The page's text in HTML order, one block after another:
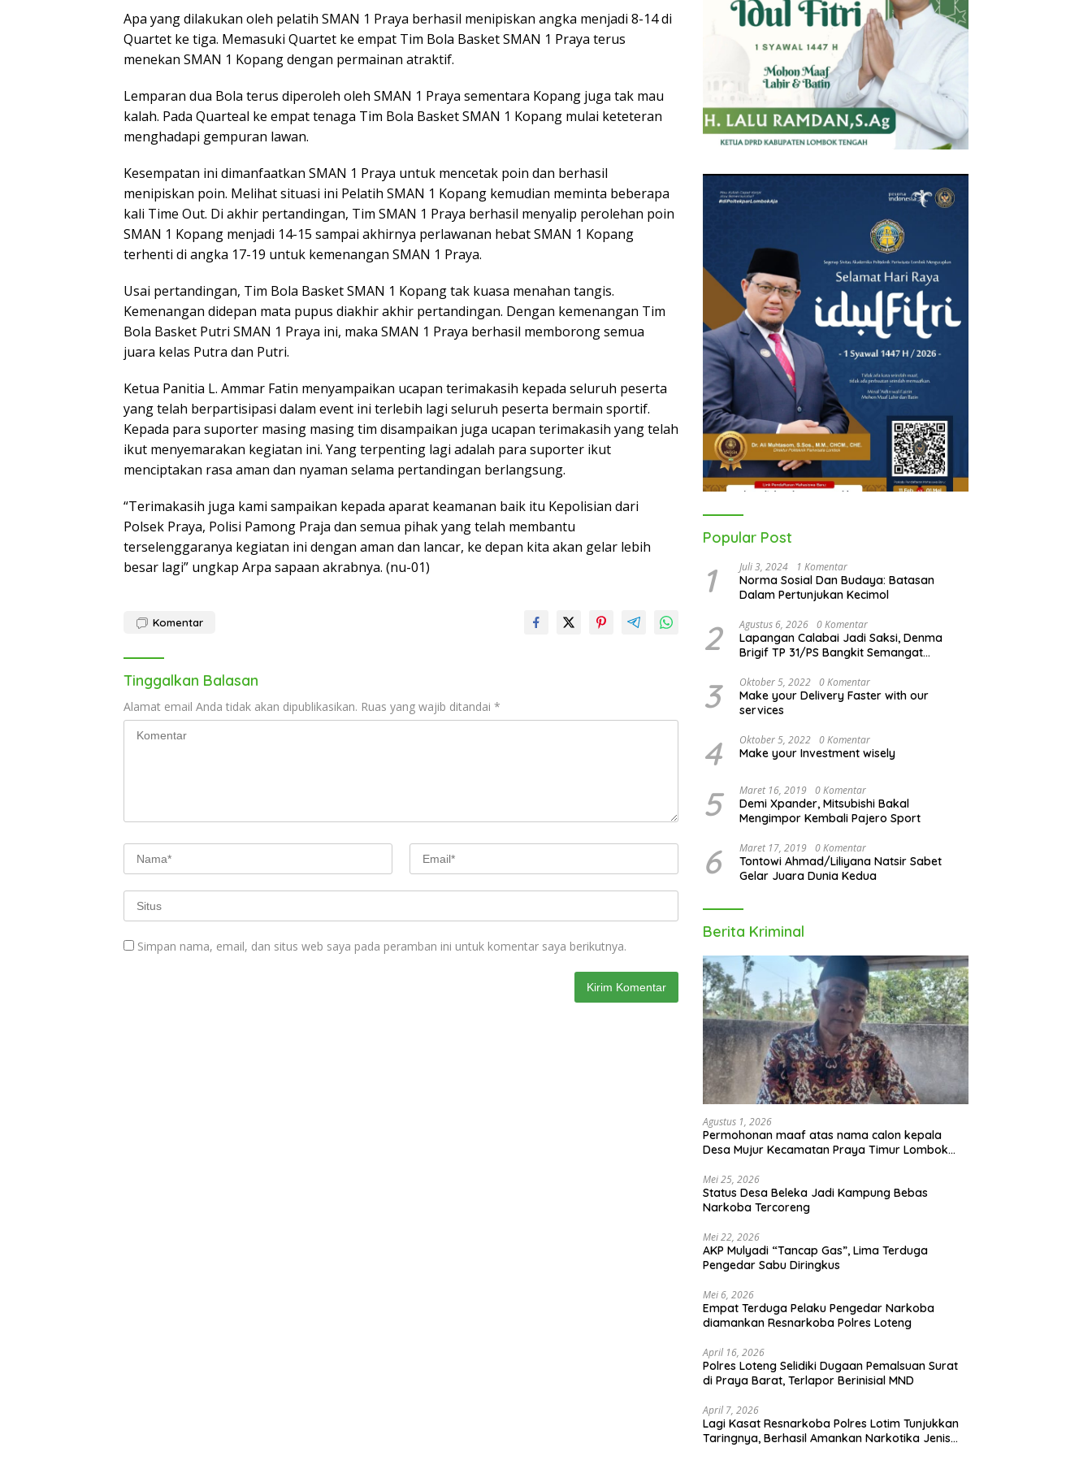
Apa yang dilakukan oleh pelatih SMAN 1 Praya berhasil menipiskan angka menjadi 8-14 di
Quartet ke tiga. Memasuki Quartet ke empat Tim Bola Basket SMAN 1 Praya terus
menekan SMAN 1 Kopang dengan permainan atraktif.
Lemparan dua Bola terus diperoleh oleh SMAN 1 Praya sementara Kopang juga tak mau
kalah. Pada Quarteal ke empat tenaga Tim Bola Basket SMAN 1 Kopang mulai keteteran
menghadapi gempuran lawan.
Kesempatan ini dimanfaatkan SMAN 1 Praya untuk mencetak poin dan berhasil
menipiskan poin. Melihat situasi ini Pelatih SMAN 1 Kopang kemudian meminta beberapa
kali Time Out. Di akhir pertandingan, Tim SMAN 1 Praya berhasil menyalip perolehan poin
SMAN 1 Kopang menjadi 14-15 sampai akhirnya perlawanan hebat SMAN 1 Kopang
terhenti di angka 17-19 untuk kemenangan SMAN 1 Praya.
Usai pertandingan, Tim Bola Basket SMAN 1 Kopang tak kuasa menahan tangis.
Kemenangan didepan mata pupus diakhir akhir pertandingan. Dengan kemenangan Tim
Bola Basket Putri SMAN 1 Praya ini, maka SMAN 1 Praya berhasil memborong semua
juara kelas Putra dan Putri.
Ketua Panitia L. Ammar Fatin menyampaikan ucapan terimakasih kepada seluruh peserta
yang telah berpartisipasi dalam event ini terlebih lagi seluruh peserta bermain sportif.
Kepada para suporter masing masing tim disampaikan juga ucapan terimakasih yang telah
ikut menyemarakan kegiatan ini. Yang terpenting lagi adalah para suporter ikut
menciptakan rasa aman dan nyaman selama pertandingan berlangsung.
“Terimakasih juga kami sampaikan kepada aparat keamanan baik itu Kepolisian dari
Polsek Praya, Polisi Pamong Praja dan semua pihak yang telah membantu
terselenggaranya kegiatan ini dengan aman dan lancar, ke depan kita akan gelar lebih
besar lagi” ungkap Arpa sapaan akrabnya. (nu-01)
Komentar
Tinggalkan Balasan
Alamat email Anda tidak akan dipublikasikan. Ruas yang wajib ditandai *
Simpan nama, email, dan situs web saya pada peramban ini untuk komentar saya berikutnya.
Popular Post
1 Juli 3, 2024 1 Komentar
Norma Sosial Dan Budaya: Batasan
Dalam Pertunjukan Kecimol
2 Agustus 6, 2026 0 Komentar
Lapangan Calabai Jadi Saksi, Denma
Brigif TP 31/PS Bangkit Semangat
3 Oktober 5, 2022 0 Komentar
Make your Delivery Faster with our
services
4 Oktober 5, 2022 0 Komentar
Make your Investment wisely
5 Maret 16, 2019 0 Komentar
Demi Xpander, Mitsubishi Bakal
Mengimpor Kembali Pajero Sport
6 Maret 17, 2019 0 Komentar
Tontowi Ahmad/Liliyana Natsir Sabet
Gelar Juara Dunia Kedua
Berita Kriminal
Agustus 1, 2026
Permohonan maaf atas nama calon kepala
Desa Mujur Kecamatan Praya Timur Lombok
Mei 25, 2026
Status Desa Beleka Jadi ‎Kampung Bebas
Narkoba Tercoreng
Mei 22, 2026
AKP Mulyadi “Tancap Gas”, Lima Terduga
Pengedar Sabu Diringkus
Mei 6, 2026
Empat Terduga Pelaku Pengedar Narkoba
diamankan Resnarkoba Polres Loteng
April 16, 2026
Polres Loteng Selidiki Dugaan Pemalsuan Surat
di Praya Barat, Terlapor Berinisial MND
April 7, 2026
Lagi Kasat Resnarkoba Polres Lotim Tunjukkan
Taringnya, Berhasil Amankan Narkotika Jenis